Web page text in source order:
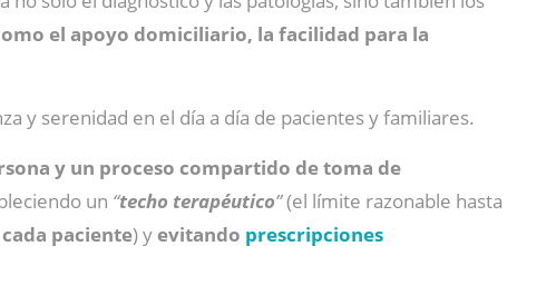
el apoyo domiciliario, la facilidad para la
y serenidad en el día a día de pacientes y familiares.
y un proceso compartido de toma de
un “techo terapéutico”(el límite razonable hasta
paciente) yevitando prescripciones